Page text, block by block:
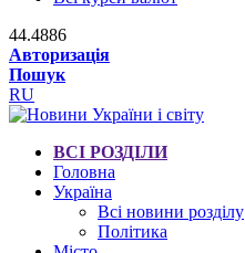
44.4886
Авторизація
Пошук
RU
ВСІ РОЗДІЛИ
Головна
Україна
Всі новини розділу
Політика